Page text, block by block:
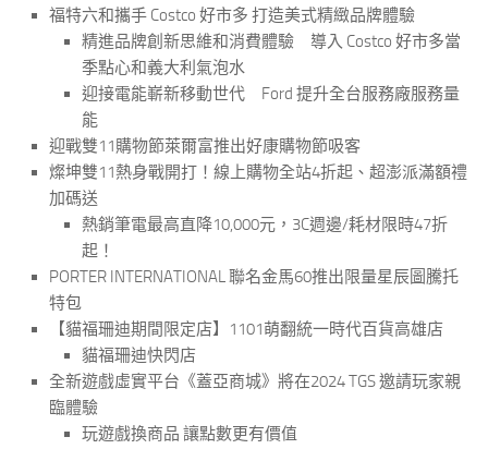
福特六和攜手 Costco 好市多 打造美式精緻品牌體驗
精進品牌創新思維和消費體驗 導入 Costco 好市多當
季點心和義大利氣泡水
迎接電能嶄新移動世代 Ford 提升全台服務廠服務量
能
迎戰雙11購物節萊爾富推出好康購物節吸客
燦坤雙11熱身戰開打！線上購物全站4折起、超澎派滿額禮
加碼送
熱銷筆電最高直降10,000元，3C週邊/耗材限時47折
起！
PORTER INTERNATIONAL 聯名金馬60推出限量星辰圖騰托
特包
【貓福珊迪期間限定店】1101萌翻統一時代百貨高雄店
貓福珊迪快閃店
全新遊戲虛實平台《蓋亞商城》將在2024 TGS 邀請玩家親
臨體驗
玩遊戲換商品 讓點數更有價值